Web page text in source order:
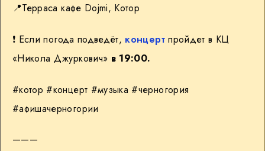
📍Терраса кафе Dojmi, Котор
❗️ Если погода подведёт, концертпройдет в КЦ
«Никола Джуркович» в 19:00.
#котор #концерт #музыка #черногория
#афишачерногории
———